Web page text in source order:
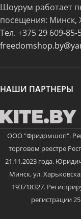
Шоурум работает
посещения: Минск,
Тел. +375 29 609-85-
НАШИ ПАРТНЕРЫ
ООО "Фридомшоп".
торговом реестре
21.11.2023 года.
Минск, ул.
193718327.
регистрации